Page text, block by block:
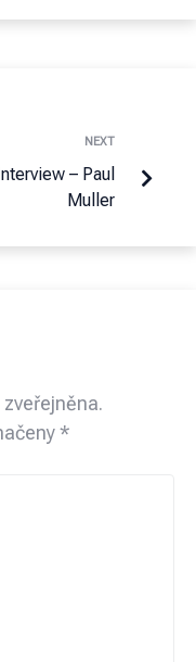
NEXT
– Paul
Muller
*